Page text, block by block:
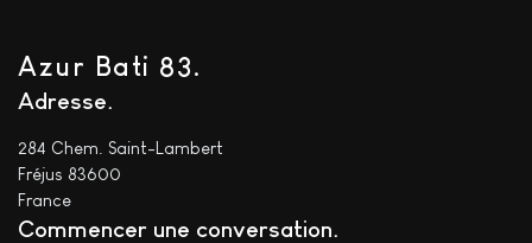
Azur Bati 83.
Adresse
284 Chem. Saint-Lambert
Fréjus 83600
France
Commencer une conversation